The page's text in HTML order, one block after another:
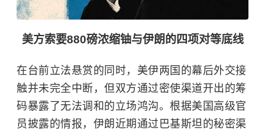
美方索要880磅浓缩铀与伊朗的四项对等底线
在台前立法悬赏的同时，美伊两国的幕后外交接
触并未完全中断，但双方通过密使渠道开出的筹
码暴露了无法调和的立场鸿沟。根据美国高级官
员披露的情报，伊朗近期通过 巴基斯坦 的秘密渠